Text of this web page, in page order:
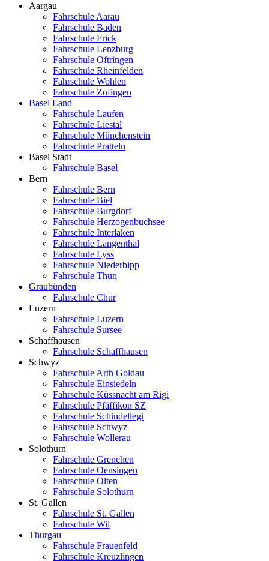
Aargau
Fahrschule Aarau
Fahrschule Baden
Fahrschule Frick
Fahrschule Lenzburg
Fahrschule Oftringen
Fahrschule Rheinfelden
Fahrschule Wohlen
Fahrschule Zofingen
Basel Land
Fahrschule Laufen
Fahrschule Liestal
Fahrschule Münchenstein
Fahrschule Pratteln
Basel Stadt
Fahrschule Basel
Bern
Fahrschule Bern
Fahrschule Biel
Fahrschule Burgdorf
Fahrschule Herzogenbuchsee
Fahrschule Interlaken
Fahrschule Langenthal
Fahrschule Lyss
Fahrschule Niederbipp
Fahrschule Thun
Graubünden
Fahrschule Chur
Luzern
Fahrschule Luzern
Fahrschule Sursee
Schaffhausen
Fahrschule Schaffhausen
Schwyz
Fahrschule Arth Goldau
Fahrschule Einsiedeln
Fahrschule Küssnacht am Rigi
Fahrschule Pfäffikon SZ
Fahrschule Schindellegi
Fahrschule Schwyz
Fahrschule Wollerau
Solothurn
Fahrschule Grenchen
Fahrschule Oensingen
Fahrschule Olten
Fahrschule Solothurn
St. Gallen
Fahrschule St. Gallen
Fahrschule Wil
Thurgau
Fahrschule Frauenfeld
Fahrschule Kreuzlingen